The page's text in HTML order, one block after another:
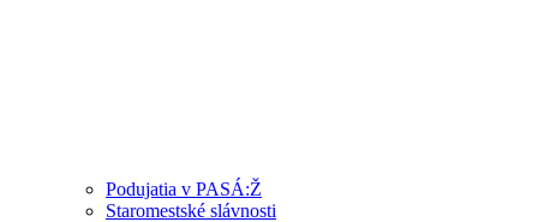
Podujatia v PASÁ:Ž
Staromestské slávnosti